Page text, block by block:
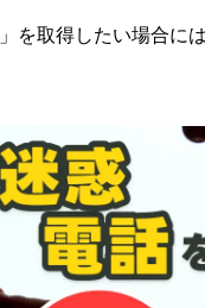
」を取得したい場合には